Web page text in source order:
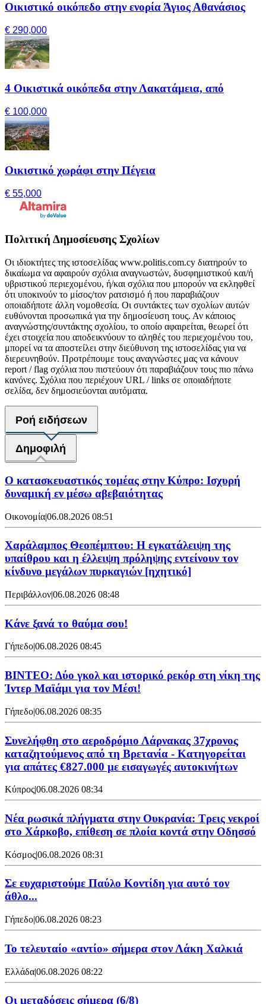
Οικιστικό οικόπεδο στην ενορία Άγιος Αθανάσιος
€ 290,000
4 Οικιστικά οικόπεδα στην Λακατάμεια, από
€ 100,000
Οικιστικό χωράφι στην Πέγεια
€ 55,000
Πολιτική Δημοσίευσης Σχολίων
Οι ιδιοκτήτες της ιστοσελίδας www.politis.com.cy διατηρούν το
δικαίωμα να αφαιρούν σχόλια αναγνωστών, δυσφημιστικού και/ή
υβριστικού περιεχομένου, ή/και σχόλια που μπορούν να εκληφθεί
ότι υποκινούν το μίσος/τον ρατσισμό ή που παραβιάζουν
οποιαδήποτε άλλη νομοθεσία. Οι συντάκτες των σχολίων αυτών
ευθύνονται προσωπικά για την δημοσίευση τους. Αν κάποιος
αναγνώστης/συντάκτης σχολίου, το οποίο αφαιρείται, θεωρεί ότι
έχει στοιχεία που αποδεικνύουν το αληθές του περιεχομένου του,
μπορεί να τα αποστείλει στην διεύθυνση της ιστοσελίδας για να
διερευνηθούν. Προτρέπουμε τους αναγνώστες μας να κάνουν
report / flag σχόλια που πιστεύουν ότι παραβιάζουν τους πιο πάνω
κανόνες. Σχόλια που περιέχουν URL / links σε οποιαδήποτε
σελίδα, δεν δημοσιεύονται αυτόματα.
Ροή ειδήσεων
Δημοφιλή
Ο κατασκευαστικός τομέας στην Κύπρο: Ισχυρή
δυναμική εν μέσω αβεβαιότητας
Οικονομία|06.08.2026 08:51
Χαράλαμπος Θεοπέμπτου: Η εγκατάλειψη της
υπαίθρου και η έλλειψη πρόληψης εντείνουν τον
κίνδυνο μεγάλων πυρκαγιών [ηχητικό]
Περιβάλλον|06.08.2026 08:48
Κάνε ξανά το θαύμα σου!
Γήπεδο|06.08.2026 08:45
ΒΙΝΤΕΟ: Δύο γκολ και ιστορικό ρεκόρ στη νίκη της
Ίντερ Μαϊάμι για τον Μέσι!
Γήπεδο|06.08.2026 08:35
Συνελήφθη στο αεροδρόμιο Λάρνακας 37χρονος
καταζητούμενος από τη Βρετανία - Κατηγορείται
για απάτες €827.000 με εισαγωγές αυτοκινήτων
Κύπρος|06.08.2026 08:34
Νέα ρωσικά πλήγματα στην Ουκρανία: Τρεις νεκροί
στο Χάρκοβο, επίθεση σε πλοία κοντά στην Οδησσό
Κόσμος|06.08.2026 08:31
Σε ευχαριστούμε Παύλο Κοντίδη για αυτό τον
άθλο...
Γήπεδο|06.08.2026 08:23
Το τελευταίο «αντίο» σήμερα στον Λάκη Χαλκιά
Ελλάδα|06.08.2026 08:22
Οι μεταδόσεις σήμερα (6/8)